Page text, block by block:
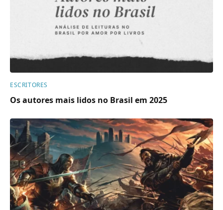
ESCRITORES
Os autores mais lidos no Brasil em 2025